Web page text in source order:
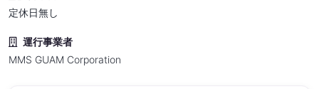
定休日無し
運行事業者
MMS GUAM Corporation